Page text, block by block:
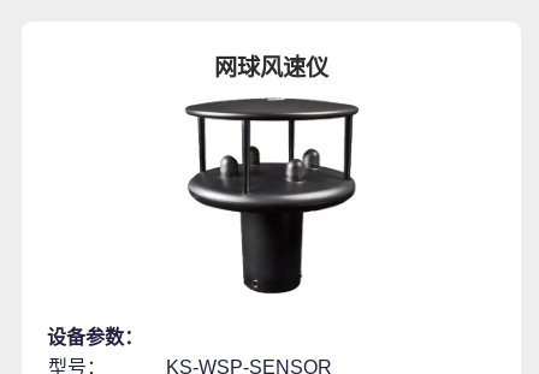
网球风速仪
设备参数：
型号：
KS-WSP-SENSOR